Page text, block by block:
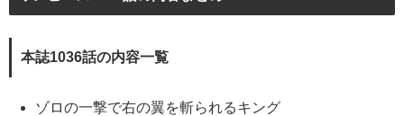
本誌1036話の内容一覧
ゾロの一撃で右の翼を斬られるキング